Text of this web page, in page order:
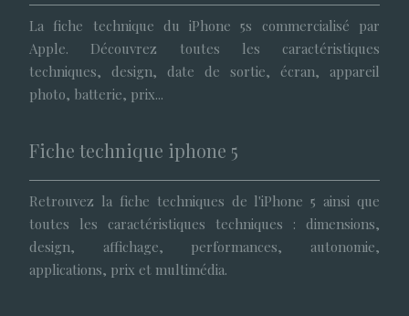
La fiche technique du iPhone 5s commercialisé par
Apple. Découvrez toutes les caractéristiques
techniques, design, date de sortie, écran, appareil
photo, batterie, prix...
Fiche technique iphone 5
Retrouvez la fiche techniques de l'iPhone 5 ainsi que
toutes les caractéristiques techniques : dimensions,
design, affichage, performances, autonomie,
applications, prix et multimédia.